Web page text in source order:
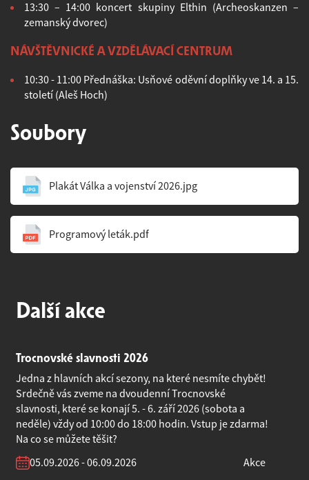
13:30 – 14:00 koncert skupiny Elthin (Archeoskanzen –
zemanský dvorec)
NÁVŠTĚVNICKÉ A VZDĚLÁVACÍ CENTRUM
10:30 - 11:00 Přednáška: Usňové oděvní doplňky ve 14. a 15.
století (Aleš Hoch)
Soubory
Plakát Válka a vojenství 2026.jpg
Programový leták.pdf
Další akce
Trocnovské slavnosti 2026
Jedna z hlavních akcí sezony, na které nesmíte chybět!
Srdečně vás zveme na dvoudenní Trocnovské
slavnosti, které se konají 5. - 6. září 2026 (sobota a
neděle) vždy od 10:00 do 18:00 hodin. Vstup je zdarma!
Na co se můžete těšit?
05.09.2026 - 06.09.2026
Akce